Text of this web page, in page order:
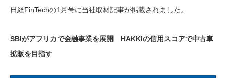
日経FinTechの1月号に当社取材記事が掲載されました。
SBIがアフリカで金融事業を展開 HAKKIの信用スコアで中古車
拡販を目指す